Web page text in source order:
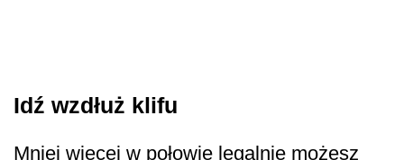
Idź wzdłuż klifu
Mniej więcej w połowie legalnie możesz